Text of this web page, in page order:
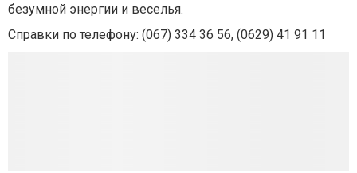
безумной энергии и веселья.
Справки по телефону: (067) 334 36 56, (0629) 41 91 11